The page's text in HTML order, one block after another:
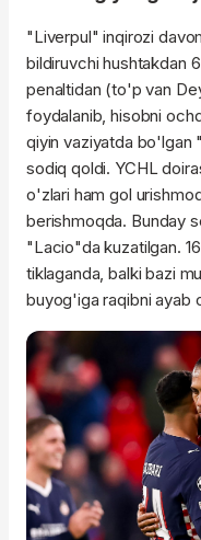
"Liverpul" inqirozi
bildiruvchi hushtakdan
penaltidan (to'p van
foydalanib, hisobni
qiyin vaziyatda bo'lgan
sodiq qoldi. YCHL
o'zlari ham gol
berishmoqda. Bunday
"Lacio"da kuzatilgan.
tiklaganda, balki bazi
buyog'iga raqibni ayab